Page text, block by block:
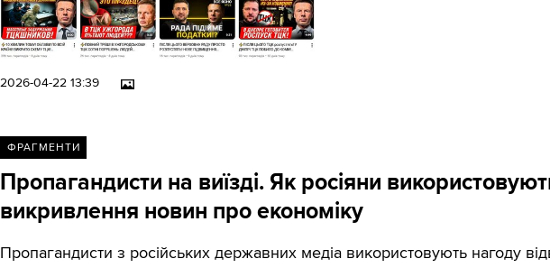
2026-04-22 13:39
ФРАГМЕНТИ
Пропагандисти на виїзді. Як росіяни
викривлення новин про економіку
Пропагандисти з російських державних медіа використовують нагоду